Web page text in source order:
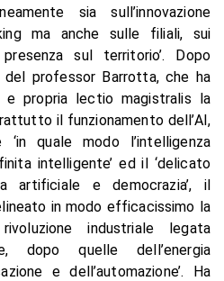
sia sull’innovazione
ma anche sulle filiali, sui
sul territorio’. Dopo
del professor Barrotta, che ha
propria lectio magistralis la
il funzionamento dell’AI,
quale modo l’intelligenza
intelligente’ ed il ‘delicato
artificiale e democrazia’, il
in modo efficacissimo la
industriale legata
dopo quelle dell’energia
e dell’automazione’. Ha